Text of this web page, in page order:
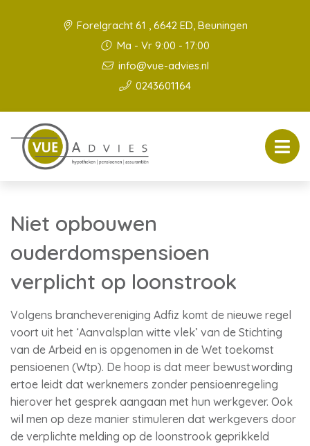
Forelgracht 61 , 6642 ED, Beuningen
Ma - Vr 9:00 - 17:00
info@vue-advies.nl
0243601164
Niet opbouwen
ouderdomspensioen
verplicht op loonstrook
Volgens branchevereniging Adfiz komt de nieuwe regel
voort uit het ‘Aanvalsplan witte vlek’ van de Stichting
van de Arbeid en is opgenomen in de Wet toekomst
pensioenen (Wtp). De hoop is dat meer bewustwording
ertoe leidt dat werknemers zonder pensioenregeling
hierover het gesprek aangaan met hun werkgever. Ook
wil men op deze manier stimuleren dat werkgevers door
de verplichte melding op de loonstrook geprikkeld